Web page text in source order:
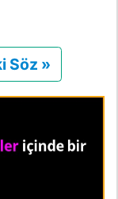
Söz »